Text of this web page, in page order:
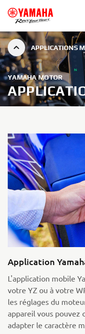
APPLICATIONS
YAMAHA MOTOR
Application
L'application mobile
votre YZ ou à votre
les réglages du
appareil vous pouvez
adapter le caractère